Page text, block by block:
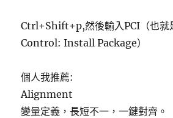
Ctrl+Shift+p,然後輸入PCI（也就
Control: Install Package）
個人我推薦:
Alignment
變量定義，長短不一，一鍵對齊。